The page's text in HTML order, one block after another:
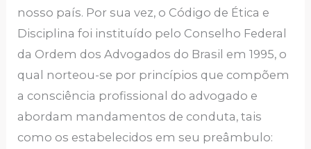
nosso país. Por sua vez, o Código de Ética e
Disciplina foi instituído pelo Conselho Federal
da Ordem dos Advogados do Brasil em 1995, o
qual norteou-se por princípios que compõem
a consciência profissional do advogado e
abordam mandamentos de conduta, tais
como os estabelecidos em seu preâmbulo: